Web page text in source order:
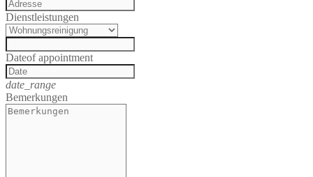
Dienstleistungen
Dateof appointment
date_range
Bemerkungen